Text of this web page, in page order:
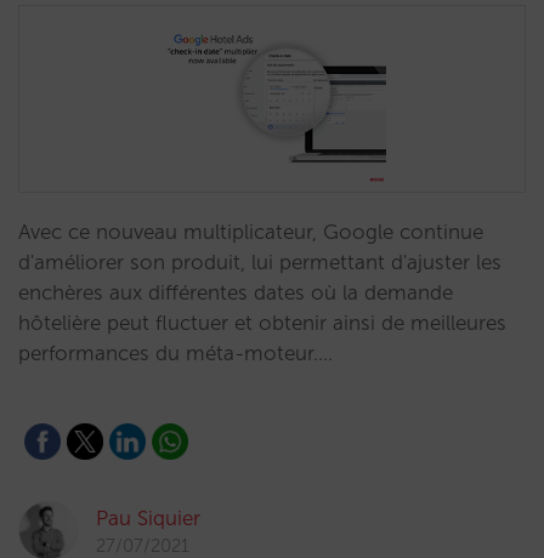
Avec ce nouveau multiplicateur, Google continue
d'améliorer son produit, lui permettant d'ajuster les
enchères aux différentes dates où la demande
hôtelière peut fluctuer et obtenir ainsi de meilleures
performances du méta-moteur.…
Pau Siquier
27/07/2021